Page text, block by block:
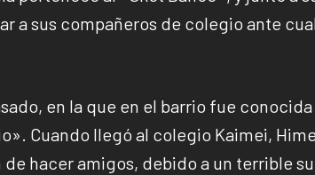
a sus compañeros de colegio ante
en la que en el barrio fue conocida
Cuando llegó al colegio Kaimei,
hacer amigos, debido a un terrible